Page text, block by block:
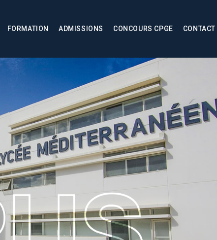
FORMATION ADMISSIONS CONCOURS CPGE CONTACT